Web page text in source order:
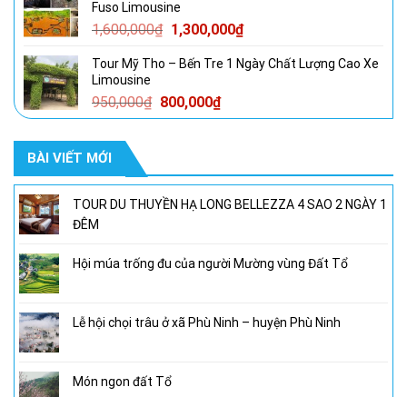
950,000₫.
800,000₫.
Fuso Limousine
1,600,000₫ Giá
là:
1,300,000₫Giá
tại
Tour Mỹ Tho – Bến Tre 1 Ngày Chất Lượng Cao Xe
Limousine
950,000₫ Giá
gốc
800,000₫Giá
hiện
800,000₫.
BÀI VIẾT MỚI
TOUR DU THUYỀN HẠ LONG BELLEZZA 4 SAO 2 NGÀY 1
ĐÊM
Hội múa trống đu của người Mường vùng Đất Tổ
Lễ hội chọi trâu ở xã Phù Ninh – huyện Phù Ninh
Món ngon đất Tổ